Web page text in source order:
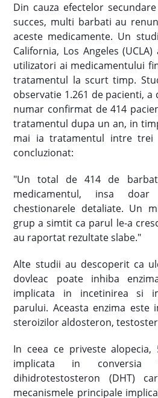
Din cauza efectelor
succes, multi barbati au
aceste medicamente. Un
California, Los Angeles
utilizatori ai medicamentului
tratamentul la scurt timp.
observatie 1.261 de pacienti,
numar confirmat de 414
tratamentul dupa un an, in
mai ia tratamentul intre
concluzionat:
"Un total de 414 de
medicamentul, insa
chestionarele detaliate. Un
grup a simtit ca parul le-a
au raportat rezultate slabe."
Alte studii au descoperit ca
dovleac poate inhiba
implicata in incetinirea si
parului. Aceasta enzima este
steroizilor aldosteron,
In ceea ce priveste alopecia,
implicata in conversia
dihidrotestosteron (DHT)
mecanismele principale